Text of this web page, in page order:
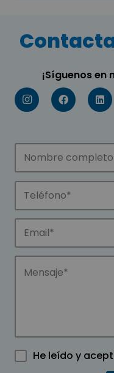
¡Síguenos en
He leído y